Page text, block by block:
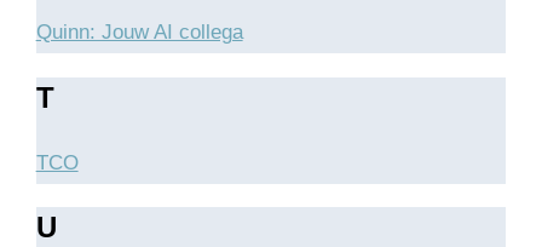
Quinn: Jouw AI collega
T
TCO
U